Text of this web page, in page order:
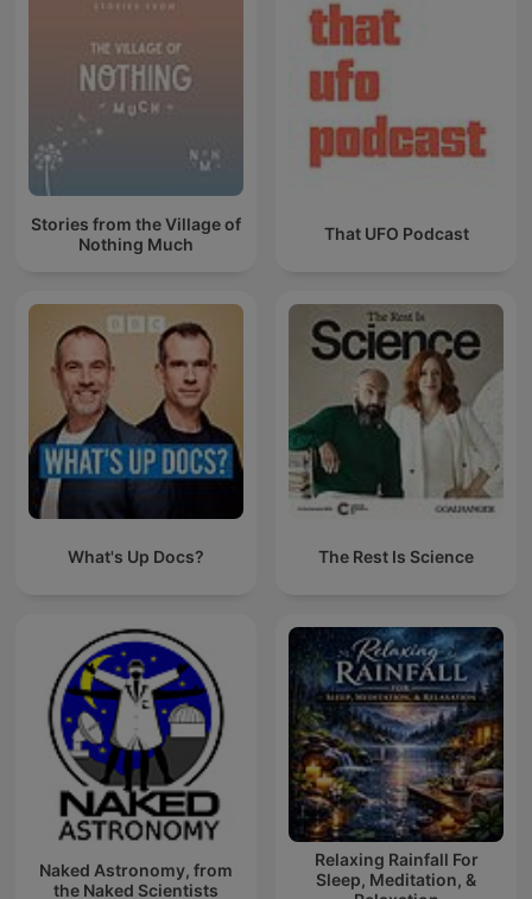
Stories from the Village of
Nothing Much
That UFO Podcast
What's Up Docs? The Rest Is Science
Naked Astronomy, from
the Naked Scientists
Relaxing Rainfall For
Sleep, Meditation, &